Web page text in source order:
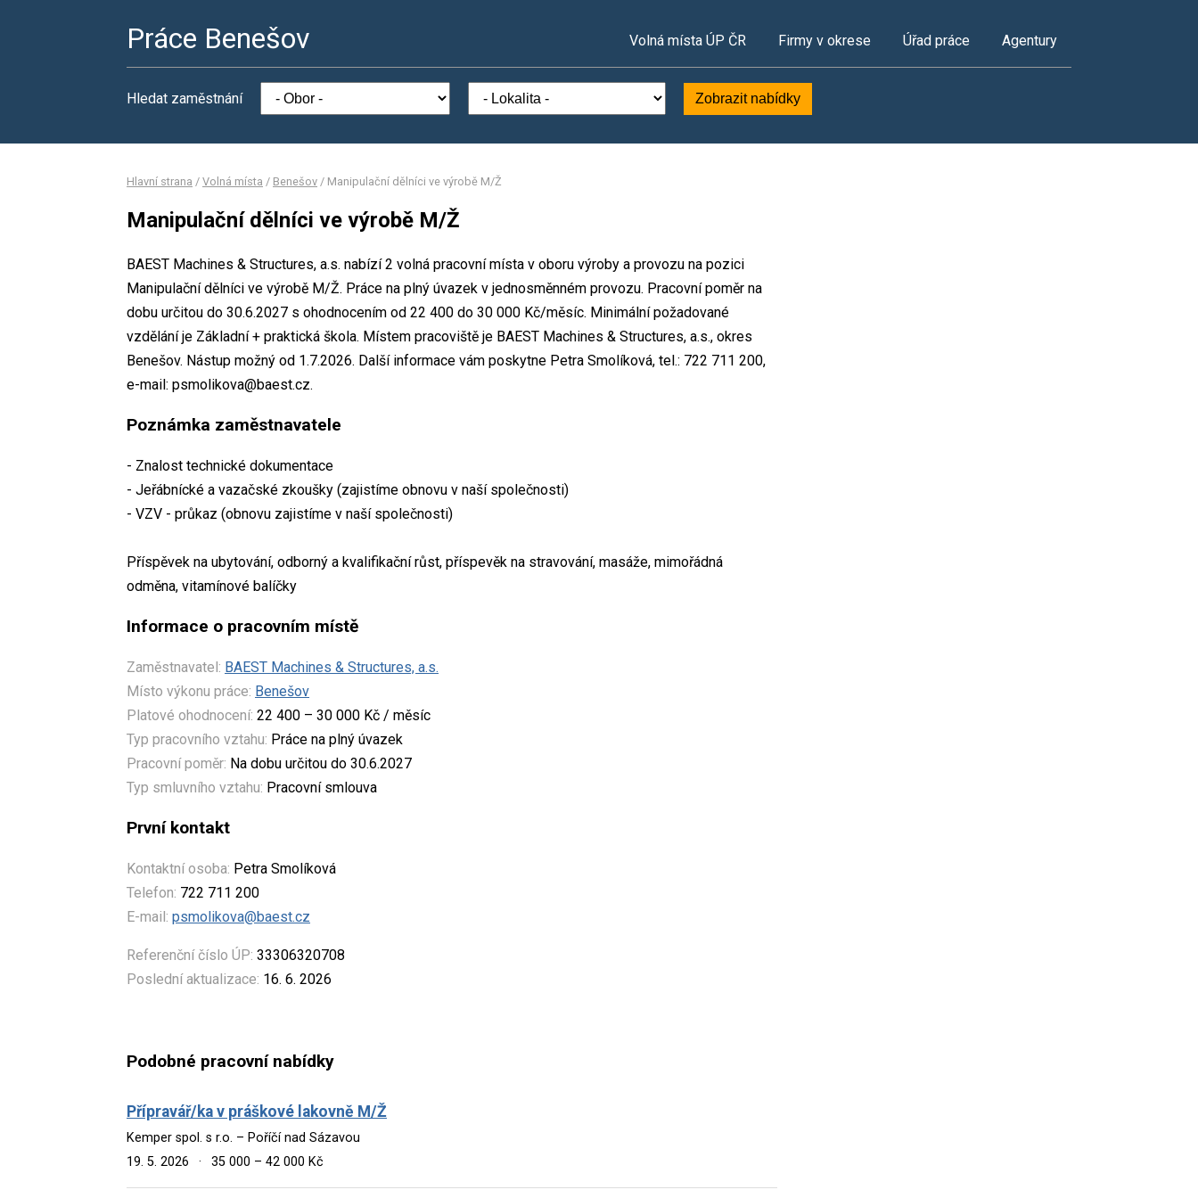
Práce Benešov Volná místa ÚP ČR Firmy v okrese Úřad práce Agentury
Hledat zaměstnání Zobrazit nabídky
Hlavní strana / Volná místa / Benešov / Manipulační dělníci ve výrobě M/Ž
Manipulační dělníci ve výrobě M/Ž
BAEST Machines & Structures, a.s. nabízí 2 volná pracovní místa v oboru výroby a provozu na pozici
Manipulační dělníci ve výrobě M/Ž. Práce na plný úvazek v jednosměnném provozu. Pracovní poměr na
dobu určitou do 30.6.2027 s ohodnocením od 22 400 do 30 000 Kč/měsíc. Minimální požadované
vzdělání je Základní + praktická škola. Místem pracoviště je BAEST Machines & Structures, a.s., okres
Benešov. Nástup možný od 1.7.2026. Další informace vám poskytne Petra Smolíková, tel.: 722 711 200,
e-mail: psmolikova@baest.cz.
Poznámka zaměstnavatele
- Znalost technické dokumentace
- Jeřábnícké a vazačské zkoušky (zajistíme obnovu v naší společnosti)
- VZV - průkaz (obnovu zajistíme v naší společnosti)
Příspěvek na ubytování, odborný a kvalifikační růst, příspevěk na stravování, masáže, mimořádná
odměna, vitamínové balíčky
Informace o pracovním místě
Zaměstnavatel: BAEST Machines & Structures, a.s.
Místo výkonu práce: Benešov
Platové ohodnocení: 22 400 – 30 000 Kč / měsíc
Typ pracovního vztahu: Práce na plný úvazek
Pracovní poměr: Na dobu určitou do 30.6.2027
Typ smluvního vztahu: Pracovní smlouva
První kontakt
Kontaktní osoba: Petra Smolíková
Telefon: 722 711 200
E-mail: psmolikova@baest.cz
Referenční číslo ÚP: 33306320708
Poslední aktualizace: 16. 6. 2026
Podobné pracovní nabídky
Přípravář/ka v práškové lakovně M/Ž
Kemper spol. s r.o. – Poříčí nad Sázavou
19. 5. 2026
· 35 000 – 42 000 Kč